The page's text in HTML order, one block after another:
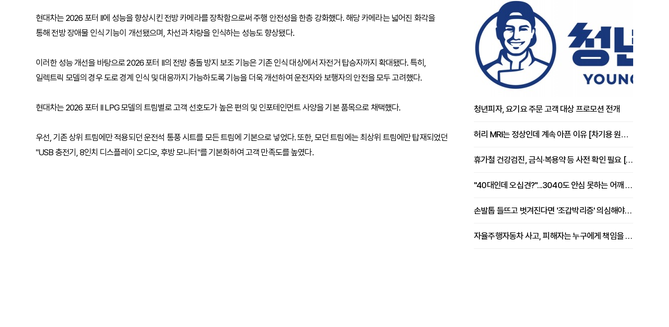
현대차는 2026 포터 II에 성능을 향상시킨 전방 카메라를 장착함으로써 주행 안전성을 한층 강화했다. 해당 카메라는 넓어진 화각을
통해 전방 장애물 인식 기능이 개선됐으며, 차선과 차량을 인식하는 성능도 향상됐다.
이러한 성능 개선을 바탕으로 2026 포터 II의 전방 충돌 방지 보조 기능은 기존 인식 대상에서 자전거 탑승자까지 확대됐다. 특히,
일렉트릭 모델의 경우 도로 경계 인식 및 대응까지 가능하도록 기능을 더욱 개선하여 운전자와 보행자의 안전을 모두 고려했다.
현대차는 2026 포터 II LPG 모델의 트림별로 고객 선호도가 높은 편의 및 인포테인먼트 사양을 기본 품목으로 채택했다.
우선, 기존 상위 트림에만 적용되던 운전석 통풍 시트를 모든 트림에 기본으로 넣었다. 또한, 모던 트림에는 최상위 트림에만 탑재되었던
"USB 충전기, 8인치 디스플레이 오디오, 후방 모니터"를 기본화하여 고객 만족도를 높였다.
청년피자, 요기요 주문 고객 대상 프로모션 전개
허리 MRI는 정상인데 계속 아픈 이유 [차기용 원장 칼럼]
휴가철 건강검진, 금식·복용약 등 사전 확인 필요 [정도감 원장 칼럼]
"40대인데 오십견?"...3040도 안심 못하는 어깨 유착성 관절낭염
손발톱 들뜨고 벗겨진다면 '조갑박리증' 의심해야 [김철윤 원장 칼럼]
자율주행자동차 사고, 피해자는 누구에게 책임을 물을 수 있을까